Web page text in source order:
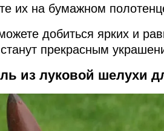
их на бумажном
добиться ярких и
прекрасным
из луковой шелухи